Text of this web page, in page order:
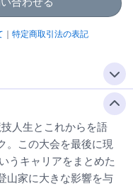
合わせる
特定商取引法の表記
人生とこれからを語
。この大会を最後に現
うキャリアをまとめた
山家に大きな影響を与